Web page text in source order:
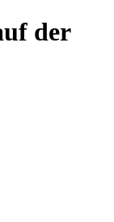
der